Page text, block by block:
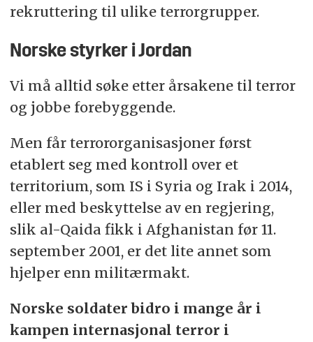
rekruttering til ulike terrorgrupper.
Norske styrker i Jordan
Vi må alltid søke etter årsakene til terror
og jobbe forebyggende.
Men får terrororganisasjoner først
etablert seg med kontroll over et
territorium, som IS i Syria og Irak i 2014,
eller med beskyttelse av en regjering,
slik al-Qaida fikk i Afghanistan før 11.
september 2001, er det lite annet som
hjelper enn militærmakt.
Norske soldater bidro i mange år i
kampen internasjonal terror i